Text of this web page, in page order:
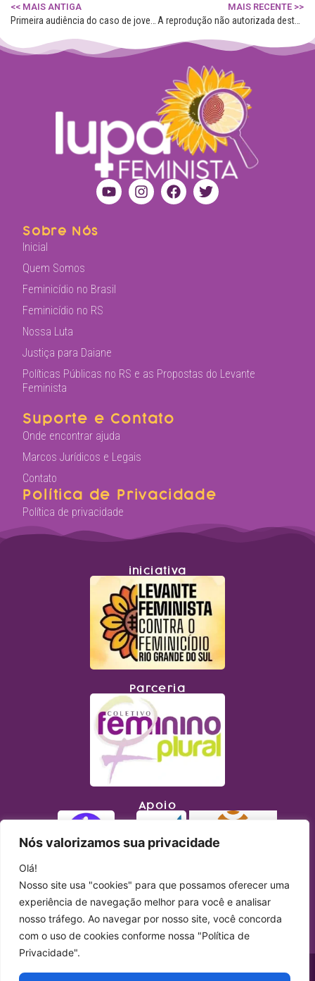
Nós valorizamos sua privacidade
Olá!
Nosso site usa "cookies" para que possamos oferecer uma
experiência de navegação melhor para você e analisar
nosso tráfego. Ao navegar por nosso site, você concorda
com o uso de cookies conforme nossa "Política de
Privacidade".
<< MAIS ANTIGA MAIS RECENTE >>
A reprodução não autorizada deste conteúdo é proibida e constitui violação dos direitos de propriedade intelectual.
Sobre Nós
Inicial
Quem Somos
Feminicídio no Brasil
Feminicídio no RS
Nossa Luta
Justiça para Daiane
Políticas Públicas no RS e as Propostas do Levante
Feminista
Suporte e Contato
Onde encontrar ajuda
Marcos Jurídicos e Legais
Contato
Política de Privacidade
Política de privacidade
iniciativa
Parceria
Apoio